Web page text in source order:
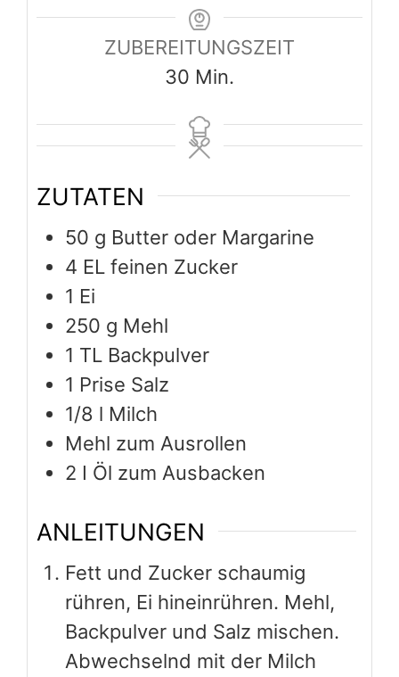
ZUBEREITUNGSZEIT
30 Minuten
Min.
ZUTATEN
50 g Butter oder Margarine
4 EL feinen Zucker
1 Ei
250 g Mehl
1 TL Backpulver
1 Prise Salz
1/8 l Milch
Mehl zum Ausrollen
2 I Öl zum Ausbacken
ANLEITUNGEN
Fett und Zucker schaumig
rühren, Ei hineinrühren. Mehl,
Backpulver und Salz mischen.
Abwechselnd mit der Milch